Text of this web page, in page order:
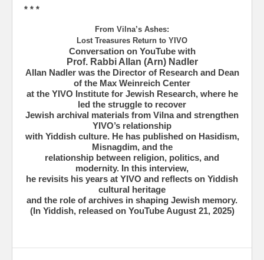
* * *
From Vilna’s Ashes:
Lost Treasures Return to YIVO
Conversation on YouTube with
Prof. Rabbi Allan (Arn) Nadler
Allan Nadler was the Director of Research and Dean
of the Max Weinreich Center
at the YIVO Institute for Jewish Research, where he
led the struggle to recover
Jewish archival materials from Vilna and strengthen
YIVO’s relationship
with Yiddish culture. He has published on Hasidism,
Misnagdim, and the
relationship between religion, politics, and
modernity. In this interview,
he revisits his years at YIVO and reflects on Yiddish
cultural heritage
and the role of archives in shaping Jewish memory.
(In Yiddish, released on YouTube August 21, 2025)